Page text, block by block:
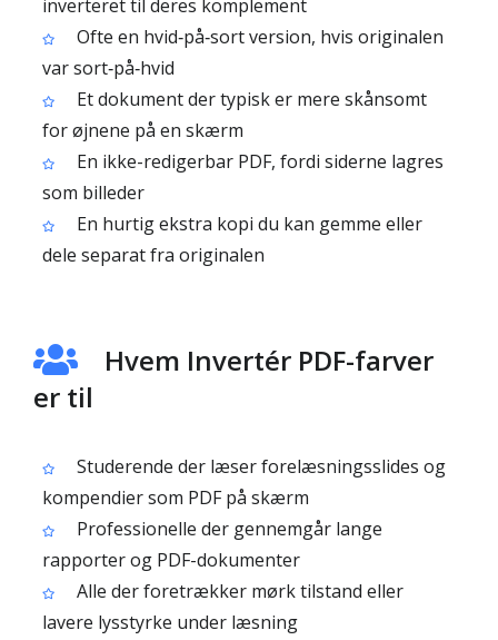
inverteret til deres komplement
Ofte en hvid‑på‑sort version, hvis originalen
var sort‑på‑hvid
Et dokument der typisk er mere skånsomt
for øjnene på en skærm
En ikke-redigerbar PDF, fordi siderne lagres
som billeder
En hurtig ekstra kopi du kan gemme eller
dele separat fra originalen
Hvem Invertér PDF-farver
er til
Studerende der læser forelæsningsslides og
kompendier som PDF på skærm
Professionelle der gennemgår lange
rapporter og PDF-dokumenter
Alle der foretrækker mørk tilstand eller
lavere lysstyrke under læsning